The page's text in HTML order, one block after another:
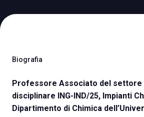
Catalogo Espositori
Biografia
Professore Associato del
disciplinare ING-IND/25, Impianti
Dipartimento di Chimica